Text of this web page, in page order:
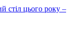
стіл цього року –